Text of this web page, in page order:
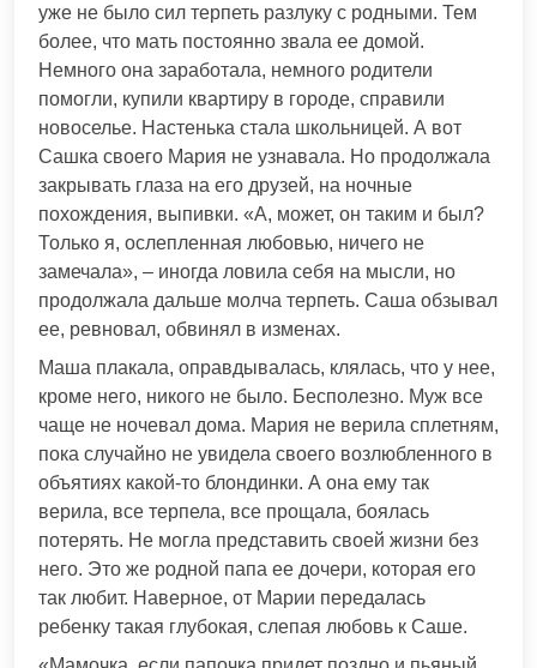
уже не было сил терпеть разлуку с родными. Тем
более, что мать постоянно звала ее домой.
Немного она заработала, немного родители
помогли, купили квартиру в городе, справили
новоселье. Настенька стала школьницей. А вот
Сашка своего Мария не узнавала. Но продолжала
закрывать глаза на его друзей, на ночные
похождения, выпивки. «А, может, он таким и был?
Только я, ослепленная любовью, ничего не
замечала», – иногда ловила себя на мысли, но
продолжала дальше молча терпеть. Саша обзывал
ее, ревновал, обвинял в изменах.
Маша плакала, оправдывалась, клялась, что у нее,
кроме него, никого не было. Бесполезно. Муж все
чаще не ночевал дома. Мария не верила сплетням,
пока случайно не увидела своего возлюбленного в
объятиях какой-то блондинки. А она ему так
верила, все терпела, все прощала, боялась
потерять. Не могла представить своей жизни без
него. Это же родной папа ее дочери, которая его
так любит. Наверное, от Марии передалась
ребенку такая глубокая, слепая любовь к Саше.